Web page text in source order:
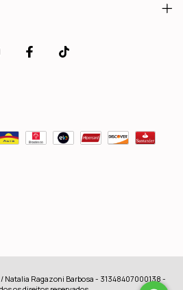
Ragazoni Barbosa - 31348407000138 -